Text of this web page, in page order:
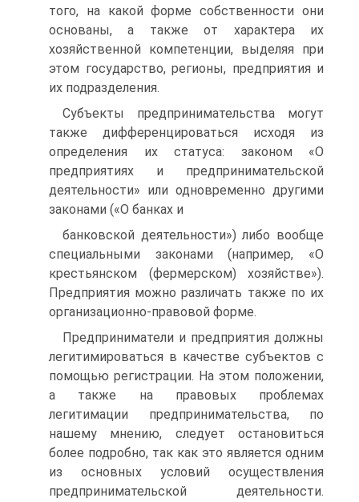
того, на какой форме собственности они
основаны, а также от характера их
хозяйственной компетенции, выделяя при
этом государство, регионы, предприятия и
их подразделения.
Субъекты предпринимательства могут
также дифференцироваться исходя из
определения их статуса: законом «О
предприятиях и предпринимательской
деятельности» или одновременно другими
законами («О банках и
банковской деятельности») либо вообще
специальными законами (например, «О
крестьянском (фермерском) хозяйстве»).
Предприятия можно различать также по их
организационно-правовой форме.
Предприниматели и предприятия должны
легитимироваться в качестве субъектов с
помощью регистрации. На этом положении,
а также на правовых проблемах
легитимации предпринимательства, по
нашему мнению, следует остановиться
более подробно, так как это является одним
из основных условий осуществления
предпринимательской деятельности.